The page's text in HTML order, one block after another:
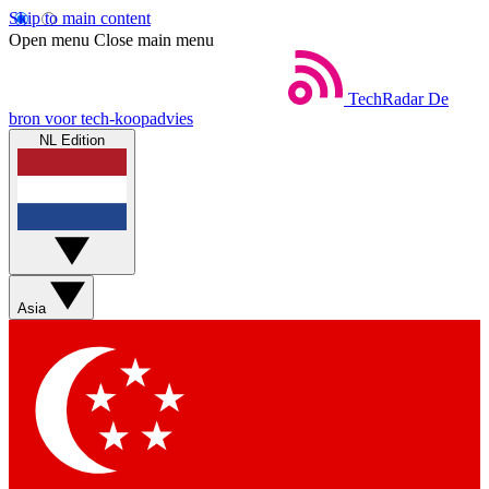
Skip to main content
Open menu Close main menu
TechRadar De
bron voor tech-koopadvies
NL Edition
Asia